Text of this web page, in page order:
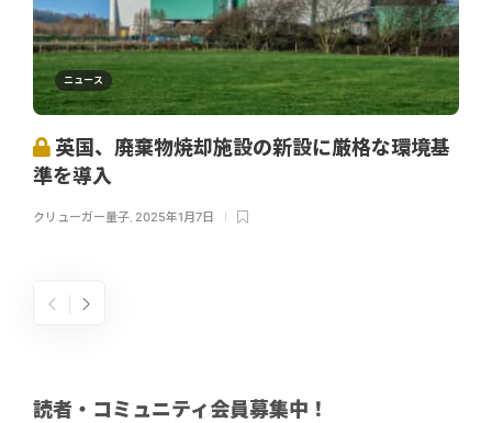
ニュース
英国、廃棄物焼却施設の新設に厳格な環境基
準を導入
クリューガー量子, 2025年1月7日
読者・コミュニティ会員募集中！